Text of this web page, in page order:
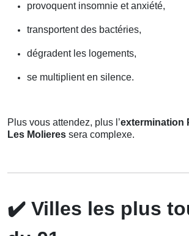
provoquent insomnie et anxiété,
transportent des bactéries,
dégradent les logements,
se multiplient en silence.
Plus vous attendez, plus l’extermination
Les Molieres sera complexe.
✔️ Villes les plus